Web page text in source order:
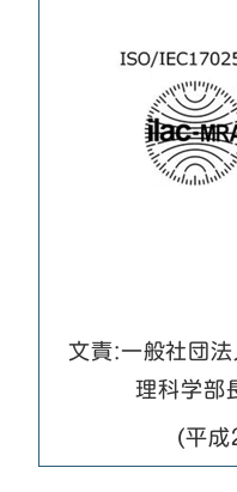
文責:一般社団
理科学部
(平成